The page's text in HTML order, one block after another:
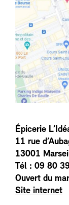
Épicerie
11 rue
13001
Tél : 09 80
Ouvert du
Site internet